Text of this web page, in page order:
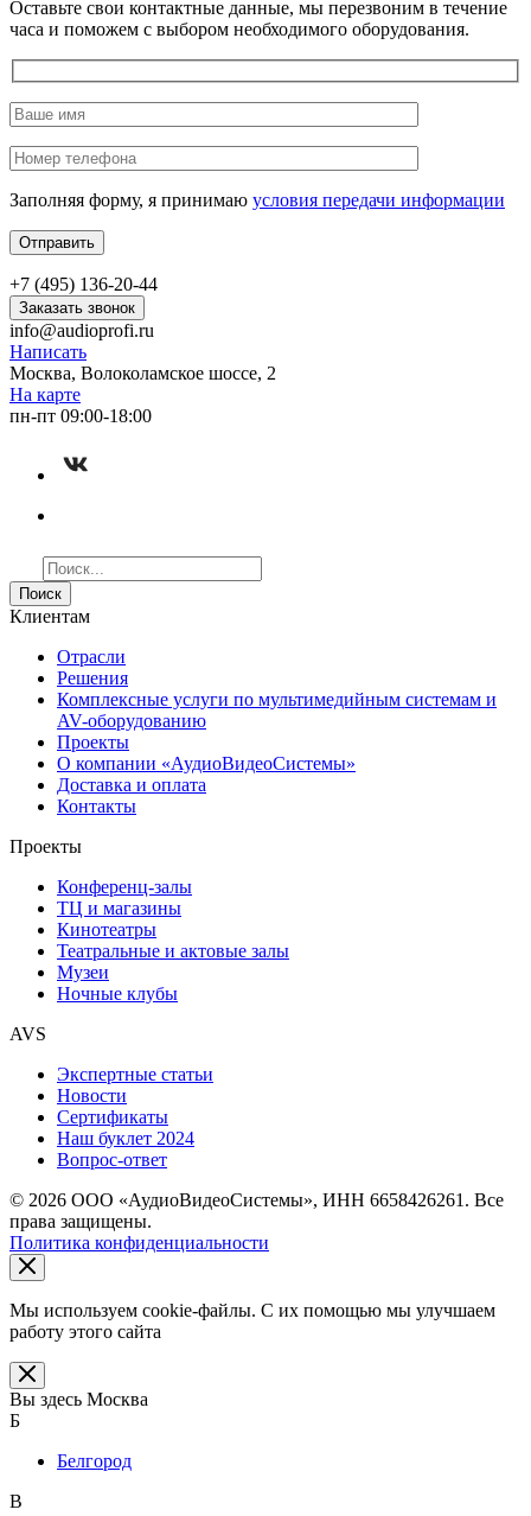
Оставьте свои контактные данные, мы перезвоним в течение
часа и поможем с выбором необходимого оборудования.
Заполняя форму, я принимаю условия передачи информации
+7 (495) 136-20-44
Заказать звонок
info@audioprofi.ru
Написать
Москва, Волоколамское шоссе, 2
На карте
пн-пт 09:00-18:00
Поиск
Клиентам
Отрасли
Решения
Комплексные услуги по мультимедийным системам и
AV-оборудованию
Проекты
О компании «АудиоВидеоСистемы»
Доставка и оплата
Контакты
Проекты
Конференц-залы
ТЦ и магазины
Кинотеатры
Театральные и актовые залы
Музеи
Ночные клубы
AVS
Экспертные статьи
Новости
Сертификаты
Наш буклет 2024
Вопрос-ответ
© 2026 ООО «АудиоВидеоСистемы», ИНН 6658426261. Все
права защищены.
Политика конфиденциальности
Мы используем cookie-файлы. С их помощью мы улучшаем
работу этого сайта
Вы здесь Москва
Б
Белгород
В